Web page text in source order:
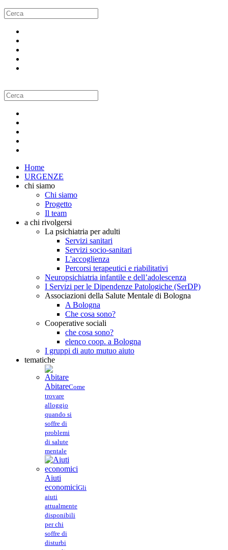
Home
URGENZE
chi siamo
Chi siamo
Progetto
Il team
a chi rivolgersi
La psichiatria per adulti
Servizi sanitari
Servizi socio-sanitari
L'accoglienza
Percorsi terapeutici e riabilitativi
Neuropsichiatria infantile e dell’adolescenza
I Servizi per le Dipendenze Patologiche (SerDP)
Associazioni della Salute Mentale di Bologna
A Bologna
Che cosa sono?
Cooperative sociali
che cosa sono?
elenco coop. a Bologna
I gruppi di auto mutuo aiuto
tematiche
AbitareCome
trovare
alloggio
quando si
soffre di
problemi
di salute
mentale
Aiuti
economiciGli
aiuti
attualmente
disponibili
per chi
soffre di
disturbi